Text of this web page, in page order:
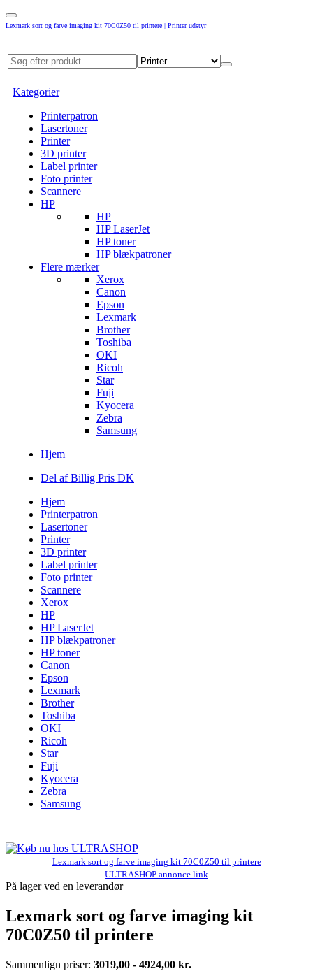
Lexmark sort og farve imaging kit 70C0Z50 til printere | Printer udstyr
Kategorier
Printerpatron
Lasertoner
Printer
3D printer
Label printer
Foto printer
Scannere
HP
HP
HP LaserJet
HP toner
HP blækpatroner
Flere mærker
Xerox
Canon
Epson
Lexmark
Brother
Toshiba
OKI
Ricoh
Star
Fuji
Kyocera
Zebra
Samsung
Hjem
Del af Billig Pris DK
Hjem
Printerpatron
Lasertoner
Printer
3D printer
Label printer
Foto printer
Scannere
Xerox
HP
HP LaserJet
HP blækpatroner
HP toner
Canon
Epson
Lexmark
Brother
Toshiba
OKI
Ricoh
Star
Fuji
Kyocera
Zebra
Samsung
Lexmark sort og farve imaging kit 70C0Z50 til printere
ULTRASHOP annonce link
På lager ved en leverandør
Lexmark sort og farve imaging kit
70C0Z50 til printere
Sammenlign priser: 3019,00 - 4924,00 kr.